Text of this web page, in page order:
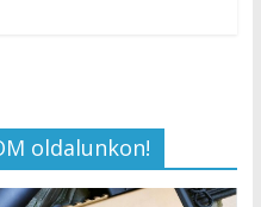
oldalunkon!